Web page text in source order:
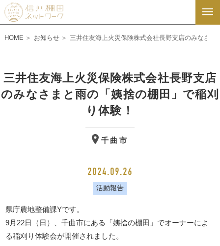
HOME お知らせ 三井住友海上火災保険株式会社長野支店のみなさ
三井住友海上火災保険株式会社長野支店
のみなさまと雨の「姨捨の棚田」で稲刈
り体験！
千曲市
2024.09.26
活動報告
県庁農地整備課Yです。
9月22日（日）、千曲市にある「姨捨の棚田」でオーナーによ
る稲刈り体験会が開催されました。